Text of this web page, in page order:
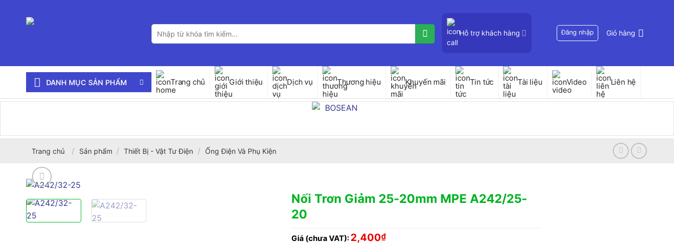
Tìm
kiếm:
Hỗ trợ khách hàng Đăng nhập Giỏ hàng
DANH MỤC SẢN PHẨM Trang chủ Giới thiệu Dịch vụ Thương hiệu Khuyến mãi Tin tức Tài liệu Video Liên hệ
Trang chủ / Sản phẩm / Thiết Bị - Vật Tư Điện / Ống Điện Và Phụ Kiện
Nối Trơn Giảm 25-20mm MPE A242/25-
20
Giá (chưa VAT): 2,400₫